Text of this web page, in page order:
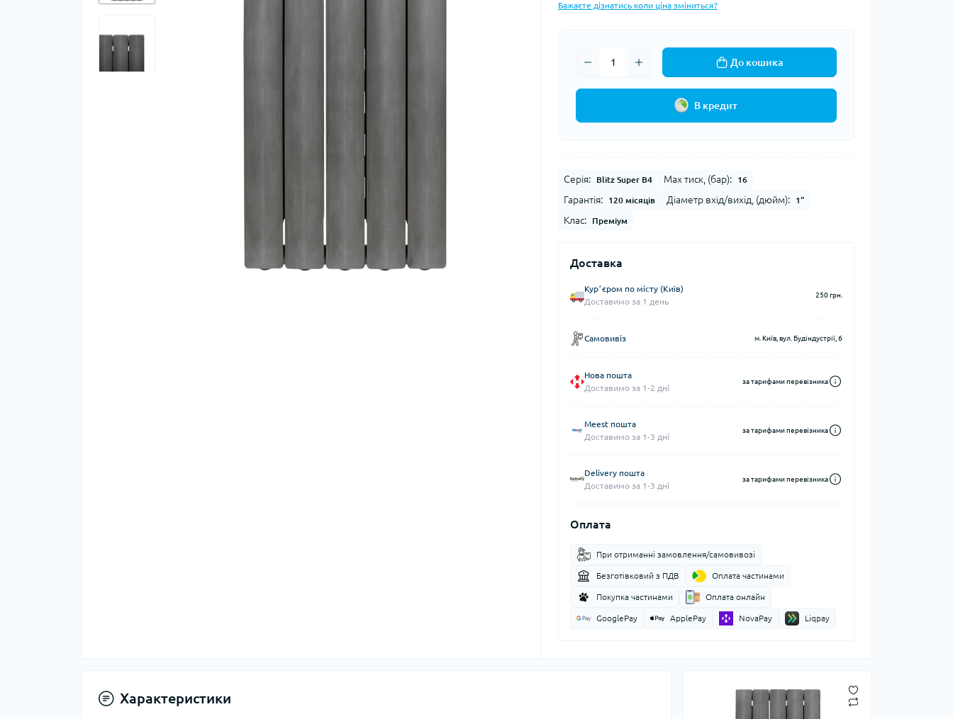
Бажаєте дізнатись коли ціна зміниться?
До кошика
В кредит
Серія: Blitz Super B4 Max тиск, (бар): 16
Гарантія: 120 місяців Діаметр вхід/вихід, (дюйм): 1"
Клас: Преміум
Доставка
Курʼєром по місту (Київ)
Доставимо за 1 день
250 грн.
Самовивіз м. Київ, вул. Будіндустрії, 6
Нова пошта
Доставимо за 1-2 дні
за тарифами перевізника
Meest пошта
Доставимо за 1-3 дні
за тарифами перевізника
Delivery пошта
Доставимо за 1-3 дні
за тарифами перевізника
Оплата
При отриманні замовлення/самовивозі
Безготівковий з ПДВ Оплата частинами
Покупка частинами Оплата онлайн
GooglePay ApplePay NovaPay Liqpay
Характеристики